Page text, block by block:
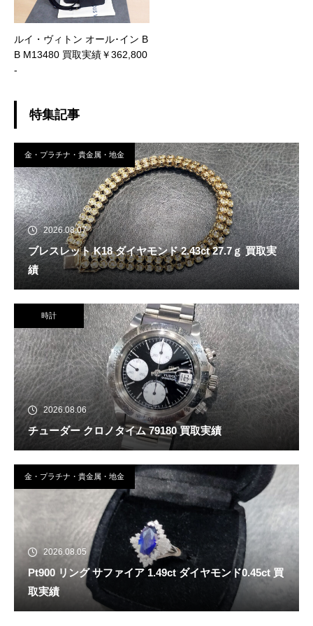
ルイ・ヴィトン オール･イン B
B M13480 買取実績￥362,800
-
特集記事
金・プラチナ・貴金属・地金
2026.08.07
ブレスレット K18 ダイヤモンド 2.43ct 27.7ｇ 買取実
績
時計
2026.08.06
チューダー クロノタイム 79180 買取実績
金・プラチナ・貴金属・地金
2026.08.05
Pt900 リング サファイア 1.49ct ダイヤモンド0.45ct 買
取実績